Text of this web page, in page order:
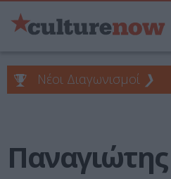
Νέοι Διαγωνισμοί ❯
Παναγιώτης